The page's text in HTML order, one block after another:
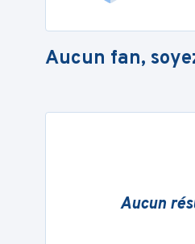
Aucun fan,
Aucun